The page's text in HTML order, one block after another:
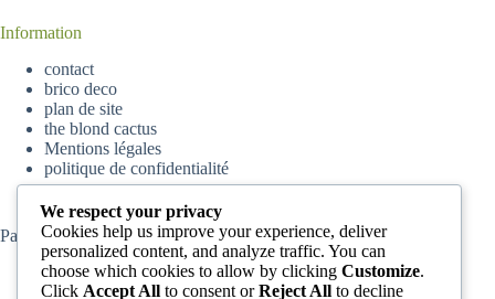
Information
contact
brico deco
plan de site
the blond cactus
Mentions légales
politique de confidentialité
Partenaireparisskyscrapers
We respect your privacy
Cookies help us improve your experience, deliver
personalized content, and analyze traffic. You can
choose which cookies to allow by clicking Customize.
Click Accept All to consent orReject All to decline